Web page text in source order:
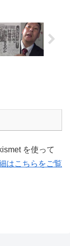
を使って
はこちらをご覧